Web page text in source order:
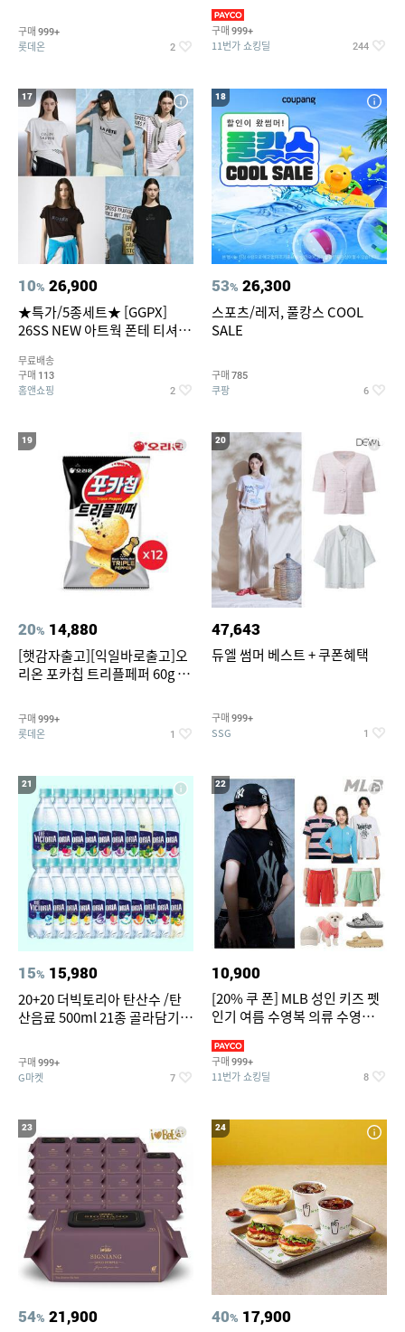
구매 999+
롯데온 2
구매 999+
11번가 쇼킹딜 244
17
10% 26,900
★특가/5종세트★ [GGPX]
26SS NEW 아트웍 폰테 티셔츠
무료배송
구매 113
홈앤쇼핑 2
18
53% 26,300
스포츠/레저, 풀캉스 COOL
SALE
구매 785
쿠팡 6
19
20% 14,880
[햇감자출고][익일바로출고]오
리온 포카칩 트리플페퍼 60g 12
구매 999+
롯데온 1
20
47,643
듀엘 썸머 베스트 + 쿠폰혜택
구매 999+
SSG 1
21
15% 15,980
20+20 더빅토리아 탄산수 /탄
산음료 500ml 21종 골라담기
구매 999+
G마켓 7
22
10,900
[20% 쿠 폰] MLB 성인 키즈 펫
인기 여름 수영복 의류 수영복
구매 999+
11번가 쇼킹딜 8
23
54% 21,900
24
40% 17,900